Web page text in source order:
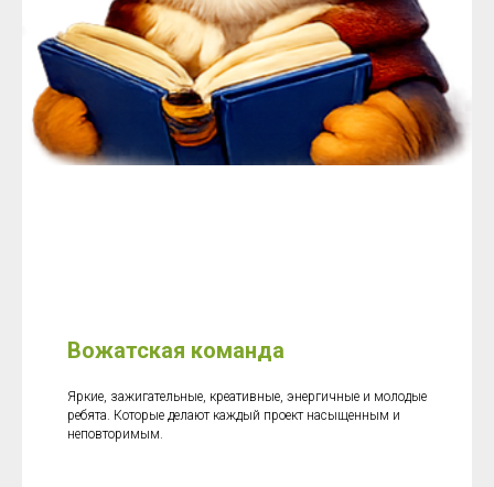
Вожатская команда
Яркие, зажигательные, креативные, энергичные и молодые
ребята. Которые делают каждый проект насыщенным и
неповторимым.